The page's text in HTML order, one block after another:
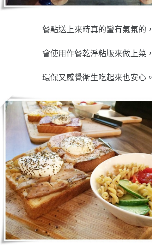
餐點送上來時真的蠻有氣氛的，
會使用作餐乾淨粘版來做上菜，
環保又感覺衛生吃起來也安心。